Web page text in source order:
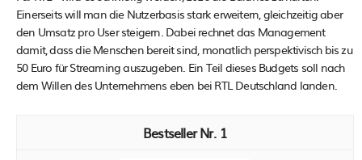
Einerseits will man die Nutzerbasis stark erweitern, gleichzeitig aber
den Umsatz pro User steigern. Dabei rechnet das Management
damit, dass die Menschen bereit sind, monatlich perspektivisch bis zu
50 Euro für Streaming auszugeben. Ein Teil dieses Budgets soll nach
dem Willen des Unternehmens eben bei RTL Deutschland landen.
1